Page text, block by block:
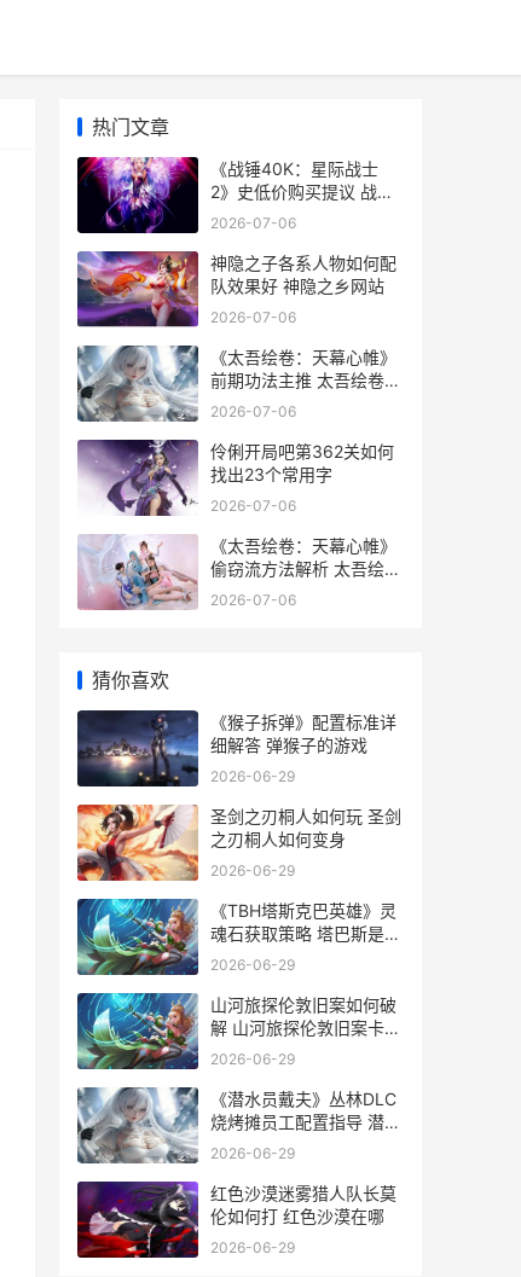
热门文章
《战锤40K：星际战士
2》史低价购买提议 战锤
40k星际战士2好玩吗
2026-07-06
神隐之子各系人物如何配
队效果好 神隐之乡网站
2026-07-06
《太吾绘卷：天幕心帷》
前期功法主推 太吾绘卷天
人捏脸
2026-07-06
伶俐开局吧第362关如何
找出23个常用字
2026-07-06
《太吾绘卷：天幕心帷》
偷窃流方法解析 太吾绘卷
天蓝青怎么进化
2026-07-06
猜你喜欢
《猴子拆弹》配置标准详
细解答 弹猴子的游戏
2026-06-29
圣剑之刃桐人如何玩 圣剑
之刃桐人如何变身
2026-06-29
《TBH塔斯克巴英雄》灵
魂石获取策略 塔巴斯是什
么意思
2026-06-29
山河旅探伦敦旧案如何破
解 山河旅探伦敦旧案卡住
了
2026-06-29
《潜水员戴夫》丛林DLC
烧烤摊员工配置指导 潜水
员戴夫安卓手机版
2026-06-29
红色沙漠迷雾猎人队长莫
伦如何打 红色沙漠在哪
2026-06-29